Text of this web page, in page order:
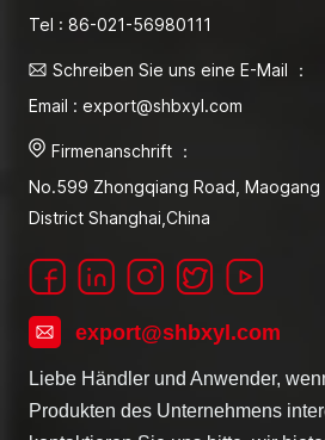
Tel : 86-021-56980111
Schreiben Sie uns eine E-Mail ：
Email : export@shbxyl.com
Firmenanschrift ：
No.599 Zhongqiang Road, Maogang
District Shanghai,China
export@shbxyl.com
Liebe Händler und Anwender,
Produkten des Unternehmens